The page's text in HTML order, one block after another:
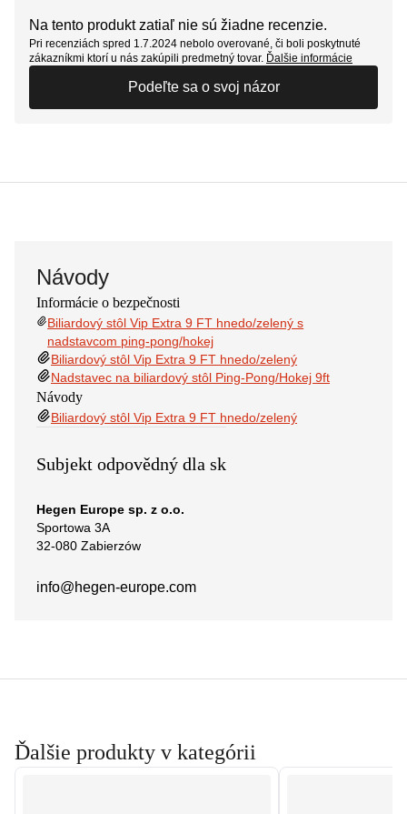
Na tento produkt zatiaľ nie sú žiadne recenzie.
Pri recenziách spred 1.7.2024 nebolo overované, či boli poskytnuté
zákazníkmi ktorí u nás zakúpili predmetný tovar. Ďalšie informácie
Podeľte sa o svoj názor
Návody
Informácie o bezpečnosti
Biliardový stôl Vip Extra 9 FT hnedo/zelený s
nadstavcom ping-pong/hokej
Biliardový stôl Vip Extra 9 FT hnedo/zelený
Nadstavec na biliardový stôl Ping-Pong/Hokej 9ft
Návody
Biliardový stôl Vip Extra 9 FT hnedo/zelený
Subjekt odpovědný dla sk
Hegen Europe sp. z o.o.
Sportowa 3A
32-080 Zabierzów
info@hegen-europe.com
Ďalšie produkty v kategórii